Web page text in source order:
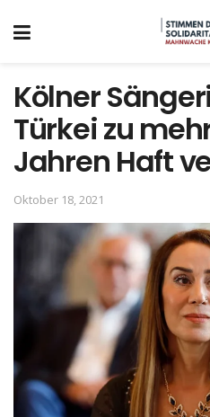
Kölner
Türkei zu
Jahren Haft
Oktober 18, 2021